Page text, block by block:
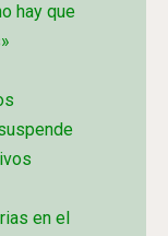
hay que
en el